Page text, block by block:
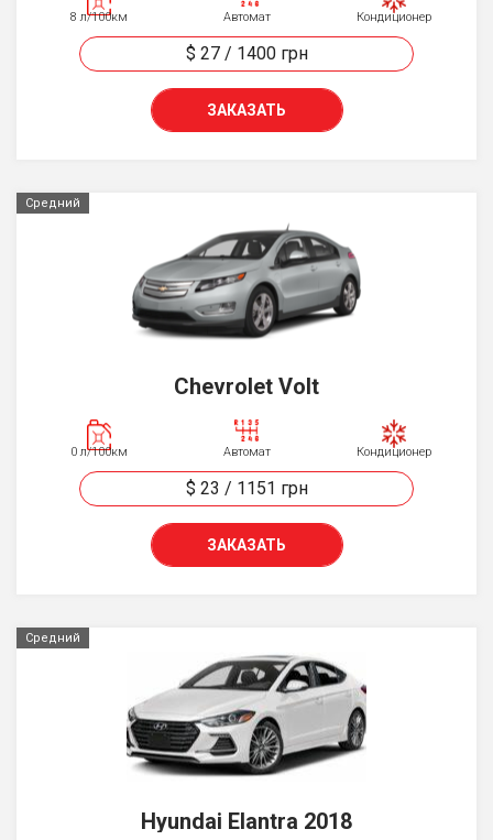
8 л/100км Автомат Кондиционер
$ 27/ 1400 грн
ЗАКАЗАТЬ
Средний
Chevrolet Volt
0 л/100км Автомат Кондиционер
$ 23 / 1151 грн
ЗАКАЗАТЬ
Средний
Hyundai Elantra 2018